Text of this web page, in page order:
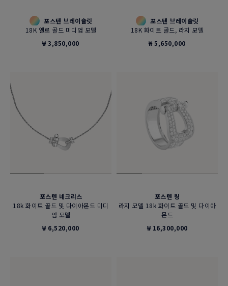
포스텐 브레이슬릿
18K 옐로 골드 미디엄 모델
₩ 3,850,000
포스텐 브레이슬릿
18K 화이트 골드, 라지 모델
₩ 5,650,000
포스텐 네크리스
18k 화이트 골드 및 다이아몬드 미디
엄 모델
₩ 6,520,000
포스텐 링
라지 모델 18k 화이트 골드 및 다이아
몬드
₩ 16,300,000